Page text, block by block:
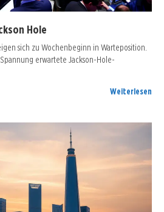
Hole
sich zu Wochenbeginn in Warteposition.
erwartete Jackson-Hole-
Weiterlesen